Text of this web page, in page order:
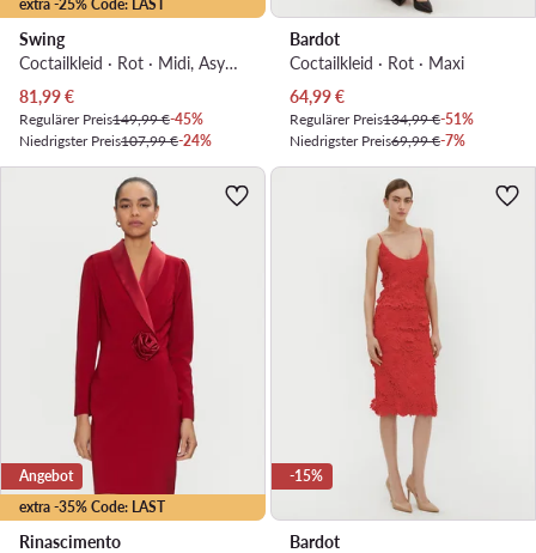
extra -25% Code: LAST
Swing
Coctailkleid · Rot · Midi, Asymmetrisch
Aktueller Preis
81,99€
Regulärer Preis149,99 €-45%
Niedrigster Preis107,99 €-24%
Bardot
Coctailkleid · Rot · Maxi
Aktueller Preis
64,99€
Regulärer Preis134,99 €-51%
Niedrigster Preis69,99 €-7%
extra -35% Code: LAST
Angebot
Rinascimento
-15%
Bardot